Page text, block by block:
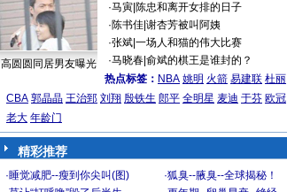
高圆圆同居男友曝光
·马寅| 陈忠和离开女排的日子
·陈书佳| 谢杏芳被叫阿姨
·张斌| 一场人和猫的伟大比赛
·马晓春| 俞斌的棋王是谁封的？
热点标签： NBA 姚明 火箭 易建联 杜丽
CBA 郭晶晶 王治郅 刘翔 殷铁生 郎平 全明星 麦迪 于芬 欧冠
老大 年龄门
精彩推荐
·睡觉减肥--瘦到你尖叫(图) ·狐臭--腋臭--全球揭秘！